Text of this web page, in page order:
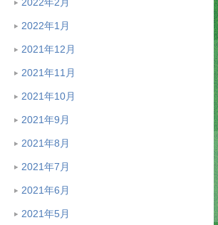
2022年1月
2021年12月
2021年11月
2021年10月
2021年9月
2021年8月
2021年7月
2021年6月
2021年5月